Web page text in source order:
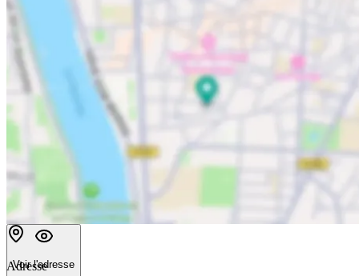
Voir l'adresse
Adresse